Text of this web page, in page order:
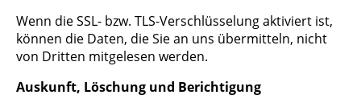
Wenn die SSL- bzw. TLS-Verschlüsselung aktiviert ist,
können die Daten, die Sie an uns übermitteln, nicht
von Dritten mitgelesen werden.
Auskunft, Löschung und Berichtigung